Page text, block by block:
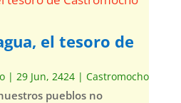
el tesoro de
| 29 Jun, 2424| Castromocho
pueblos no